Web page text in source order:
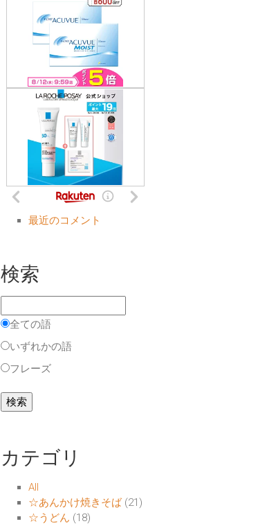
最近のコメント
検索
全ての語
いずれかの語
フレーズ
カテゴリ
All
☆あんかけ焼きそば (21)
☆うどん (18)